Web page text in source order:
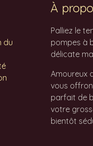
du
À
Palliez le
pompes à
délicate
Amoureux
vous
parfait de
votre
bientôt